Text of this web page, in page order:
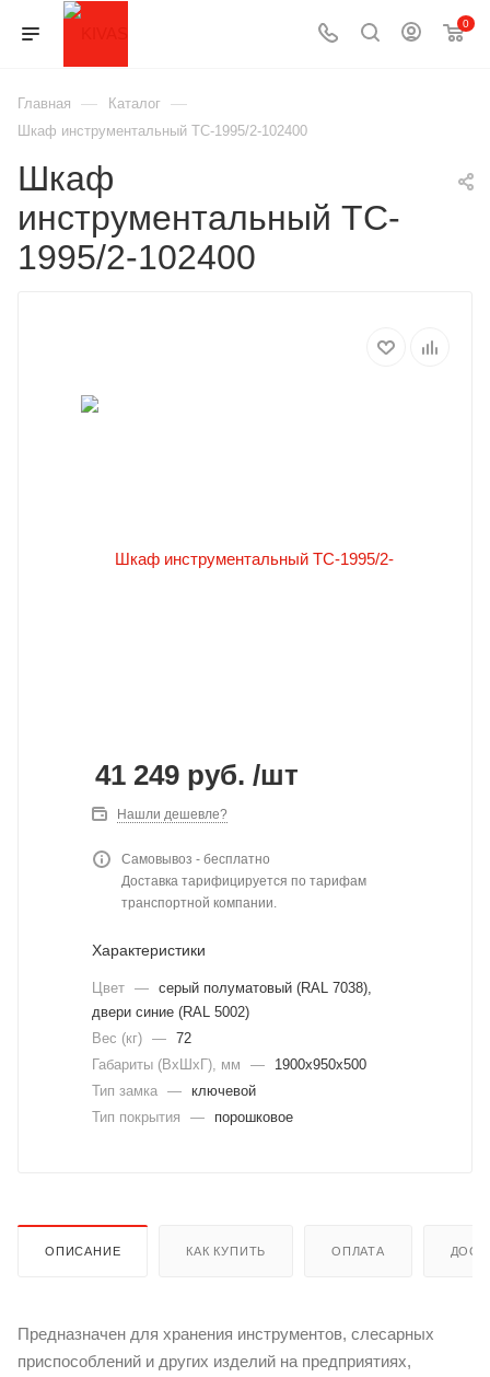
0
Главная — Каталог —
Шкаф инструментальный TC-1995/2-102400
Шкаф
инструментальный TC-
1995/2-102400
41 249 руб. /шт
Нашли дешевле?
Самовывоз - бесплатно
Доставка тарифицируется по тарифам
транспортной компании.
Характеристики
Цвет — cерый полуматовый (RAL 7038),
двери синие (RAL 5002)
Вес (кг) — 72
Габариты (ВхШхГ), мм
—
1900x950x500
Тип замка — ключевой
Тип покрытия
— порошковое
ОПИСАНИЕ КАК КУПИТЬ ОПЛАТА
Предназначен для хранения инструментов, слесарных
приспособлений и других изделий на предприятиях,